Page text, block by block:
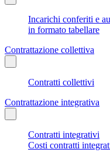
Incarichi conferiti e
in formato tabellare
Contrattazione collettiva
Contratti collettivi
Contrattazione integrativa
Contratti integrativi
Costi contratti